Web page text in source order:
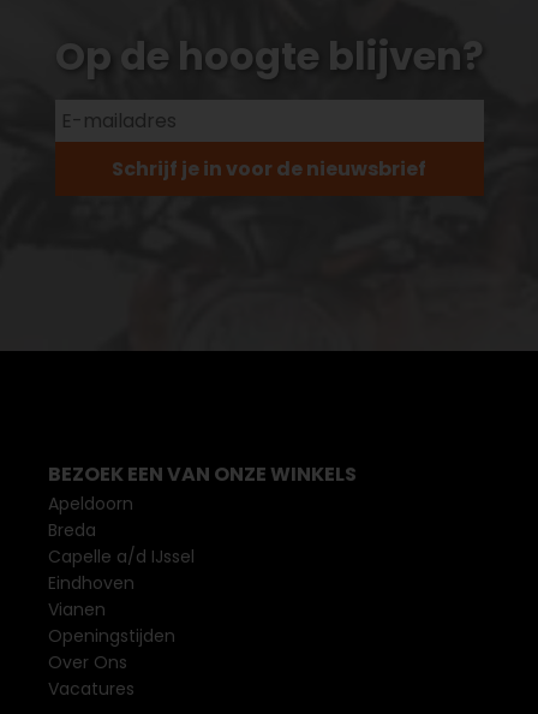
Op de hoogte blijven?
Schrijf je in voor de nieuwsbrief
BEZOEK EEN VAN ONZE WINKELS
Apeldoorn
Breda
Capelle a/d IJssel
Eindhoven
Vianen
Openingstijden
Over Ons
Vacatures